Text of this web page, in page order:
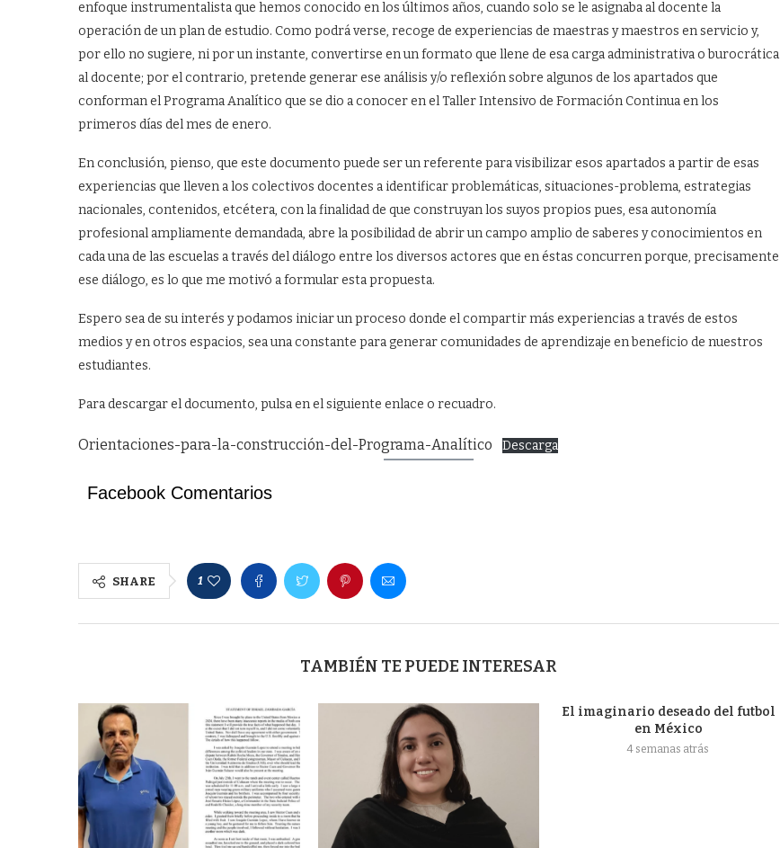
enfoque instrumentalista que hemos conocido en los últimos años, cuando solo se le asignaba al docente la
operación de un plan de estudio. Como podrá verse, recoge de experiencias de maestras y maestros en servicio y,
por ello no sugiere, ni por un instante, convertirse en un formato que llene de esa carga administrativa o burocrática
al docente; por el contrario, pretende generar ese análisis y/o reflexión sobre algunos de los apartados que
conforman el Programa Analítico que se dio a conocer en el Taller Intensivo de Formación Continua en los
primeros días del mes de enero.
En conclusión, pienso, que este documento puede ser un referente para visibilizar esos apartados a partir de esas
experiencias que lleven a los colectivos docentes a identificar problemáticas, situaciones-problema, estrategias
nacionales, contenidos, etcétera, con la finalidad de que construyan los suyos propios pues, esa autonomía
profesional ampliamente demandada, abre la posibilidad de abrir un campo amplio de saberes y conocimientos en
cada una de las escuelas a través del diálogo entre los diversos actores que en éstas concurren porque, precisamente
ese diálogo, es lo que me motivó a formular esta propuesta.
Espero sea de su interés y podamos iniciar un proceso donde el compartir más experiencias a través de estos
medios y en otros espacios, sea una constante para generar comunidades de aprendizaje en beneficio de nuestros
estudiantes.
Para descargar el documento, pulsa en el siguiente enlace o recuadro.
Orientaciones-para-la-construcción-del-Programa-Analítico Descarga
Facebook Comentarios
SHARE 1
TAMBIÉN TE PUEDE INTERESAR
El imaginario deseado del futbol
en México
4 semanas atrás